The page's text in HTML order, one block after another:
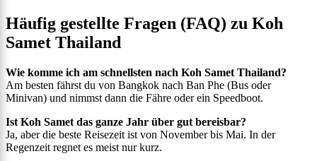
Häufig gestellte Fragen (FAQ) zu Koh
Samet Thailand
Wie komme ich am schnellsten nach Koh Samet Thailand?
Am besten fährst du von Bangkok nach Ban Phe (Bus oder
Minivan) und nimmst dann die Fähre oder ein Speedboot.
Ist Koh Samet das ganze Jahr über gut bereisbar?
Ja, aber die beste Reisezeit ist von November bis Mai. In der
Regenzeit regnet es meist nur kurz.